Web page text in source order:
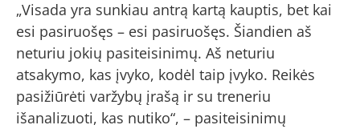
„Visada yra sunkiau antrą kartą kauptis, bet kai
esi pasiruošęs – esi pasiruošęs. Šiandien aš
neturiu jokių pasiteisinimų. Aš neturiu
atsakymo, kas įvyko, kodėl taip įvyko. Reikės
pasižiūrėti varžybų įrašą ir su treneriu
išanalizuoti, kas nutiko“, – pasiteisinimų